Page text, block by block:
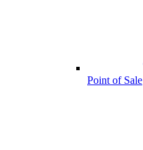
Point of Sale